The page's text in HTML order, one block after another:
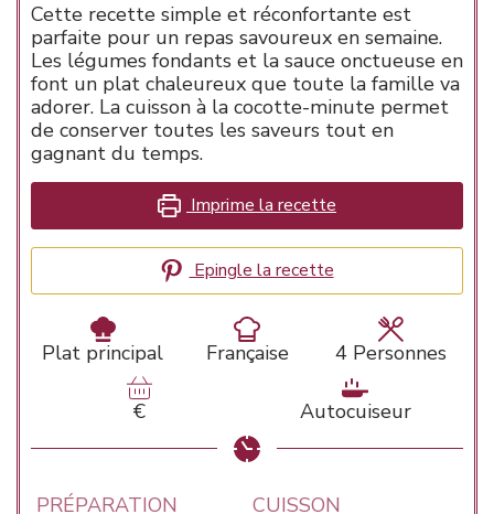
Cette recette simple et réconfortante est
parfaite pour un repas savoureux en semaine.
Les légumes fondants et la sauce onctueuse en
font un plat chaleureux que toute la famille va
adorer. La cuisson à la cocotte-minute permet
de conserver toutes les saveurs tout en
gagnant du temps.
Imprime la recette
Epingle la recette
Plat principal Française 4 Personnes
€ Autocuiseur
PRÉPARATION CUISSON